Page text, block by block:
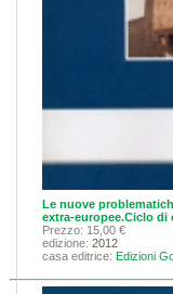
Le nuove
extra-europee.Ciclo di
Prezzo: 15,00 €
edizione: 2012
casa editrice: Edizioni